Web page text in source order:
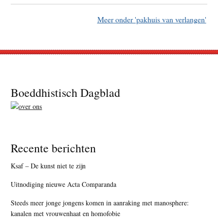
Meer onder 'pakhuis van verlangen'
Footer
Boeddhistisch Dagblad
Recente berichten
Ksaf – De kunst niet te zijn
Uitnodiging nieuwe Acta Comparanda
Steeds meer jonge jongens komen in aanraking met manosphere:
kanalen met vrouwenhaat en homofobie